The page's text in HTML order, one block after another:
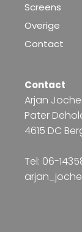
Screens
Overige
Contact
Contact
Arjan
Pater
4615 DC
Tel: 06-